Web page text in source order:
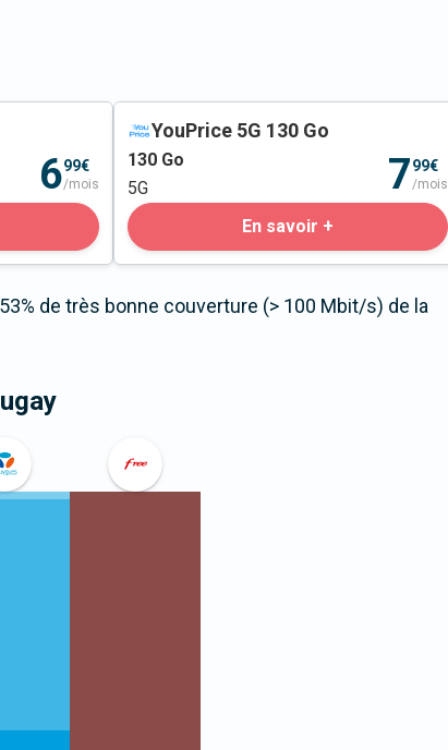
699€
/mois
YouPrice 5G 130 Go
130 Go
5G
799€
/mois
En savoir +
de très bonne couverture (> 100 Mbit/s) de la